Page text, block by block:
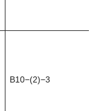
B10−(2)−3